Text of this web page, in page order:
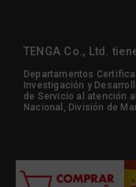
TENGA Co., Ltd.
Departamentos
Investigación y
de Servicio al atención
Nacional, División de